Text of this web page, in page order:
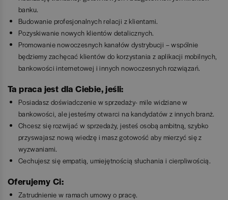
banku.
Budowanie profesjonalnych relacji z klientami.
Pozyskiwanie nowych klientów detalicznych.
Promowanie nowoczesnych kanałów dystrybucji – wspólnie
będziemy zachęcać klientów do korzystania z aplikacji mobilnych,
bankowości internetowej i innych nowoczesnych rozwiązań.
Ta praca jest dla Ciebie, jeśli:
Posiadasz doświadczenie w sprzedaży- mile widziane w
bankowości, ale jesteśmy otwarci na kandydatów z innych branż.
Chcesz się rozwijać w sprzedaży, jesteś osobą ambitną, szybko
przyswajasz nową wiedzę i masz gotowość aby mierzyć się z
wyzwaniami.
Cechujesz się empatią, umiejętnością słuchania i cierpliwością.
Oferujemy Ci:
Zatrudnienie w ramach umowy o pracę.